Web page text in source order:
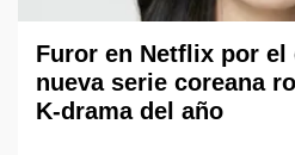
Furor en Netflix por el
nueva serie coreana
K-drama del año